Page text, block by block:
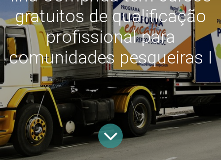
gratuitos de qualificação
profissional para
comunidades pesqueiras I